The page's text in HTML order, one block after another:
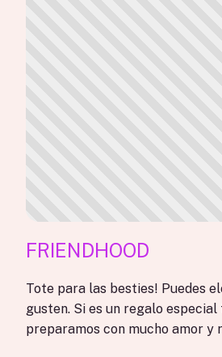
FRIENDHOOD
Tote para las besties! Puedes
gusten. Si es un regalo
preparamos con mucho amor y